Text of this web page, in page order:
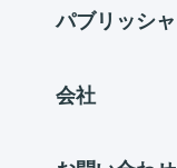
パブリッシ
会社